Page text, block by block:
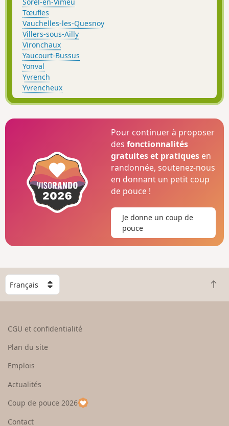
Sorel-en-Vimeu
Tœufles
Vauchelles-les-Quesnoy
Villers-sous-Ailly
Vironchaux
Yaucourt-Bussus
Yonval
Yvrench
Yvrencheux
Pour continuer à proposer
desfonctionnalités
gratuites et pratiques en
randonnée, soutenez-nous
en donnant un petit coup
de pouce !
Je donne un coup de
pouce
C
h
o
e
u
p
a
R
e
CGU et confidentialité
Plan du site
Emplois
Actualités
Coup de pouce 2026
Contact